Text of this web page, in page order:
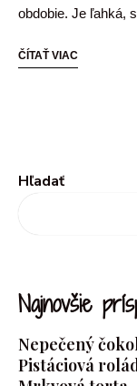
obdobie. Je ľahká,
ČÍTAŤ VIAC
Hľadať
Najnovšie
Nepečený
Pistáciová